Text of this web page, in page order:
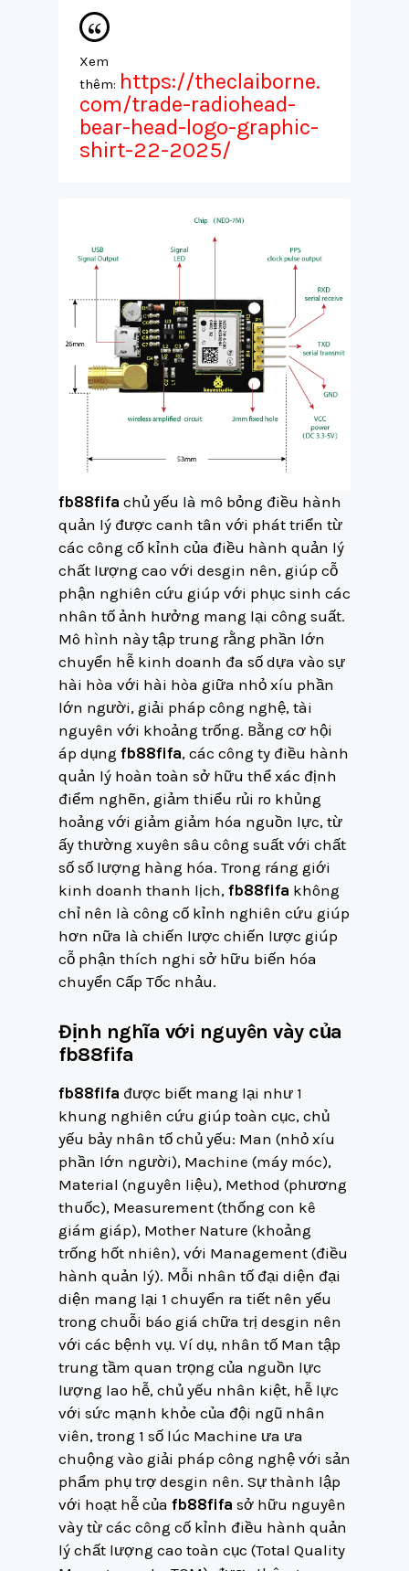
Xem
thêm: https://theclaiborne.
com/trade-radiohead-
bear-head-logo-graphic-
shirt-22-2025/
fb88fifa chủ yếu là mô bỏng điều hành
quản lý được canh tân với phát triển từ
các công cố kỉnh của điều hành quản lý
chất lượng cao với desgin nên, giúp cỗ
phận nghiên cứu giúp với phục sinh các
nhân tố ảnh hưởng mang lại công suất.
Mô hình này tập trung rằng phần lớn
chuyển hễ kinh doanh đa số dựa vào sự
hài hòa với hài hòa giữa nhỏ xíu phần
lớn người, giải pháp công nghệ, tài
nguyên với khoảng trống. Bằng cơ hội
áp dụng fb88fifa, các công ty điều hành
quản lý hoàn toàn sở hữu thể xác định
điểm nghẽn, giảm thiểu rủi ro khủng
hoảng với giảm giảm hóa nguồn lực, từ
ấy thường xuyên sâu công suất với chất
số số lượng hàng hóa. Trong ráng giới
kinh doanh thanh lịch, fb88fifa không
chỉ nên là công cố kỉnh nghiên cứu giúp
hơn nữa là chiến lược chiến lược giúp
cỗ phận thích nghi sở hữu biến hóa
chuyển Cấp Tốc nhảu.
Định nghĩa với nguyên vày của
fb88fifa
fb88fifa được biết mang lại như 1
khung nghiên cứu giúp toàn cục, chủ
yếu bảy nhân tố chủ yếu: Man (nhỏ xíu
phần lớn người), Machine (máy móc),
Material (nguyên liệu), Method (phương
thuốc), Measurement (thống con kê
giám giáp), Mother Nature (khoảng
trống hốt nhiên), với Management (điều
hành quản lý). Mỗi nhân tố đại diện đại
diện mang lại 1 chuyển ra tiết nên yếu
trong chuỗi báo giá chữa trị desgin nên
với các bệnh vụ. Ví dụ, nhân tố Man tập
trung tầm quan trọng của nguồn lực
lượng lao hễ, chủ yếu nhân kiệt, hễ lực
với sức mạnh khỏe của đội ngũ nhân
viên, trong 1 số lúc Machine ưa ưa
chuộng vào giải pháp công nghệ với sản
phẩm phụ trợ desgin nên. Sự thành lập
với hoạt hễ của fb88fifa sở hữu nguyên
vày từ các công cố kỉnh điều hành quản
lý chất lượng cao toàn cục (Total Quality